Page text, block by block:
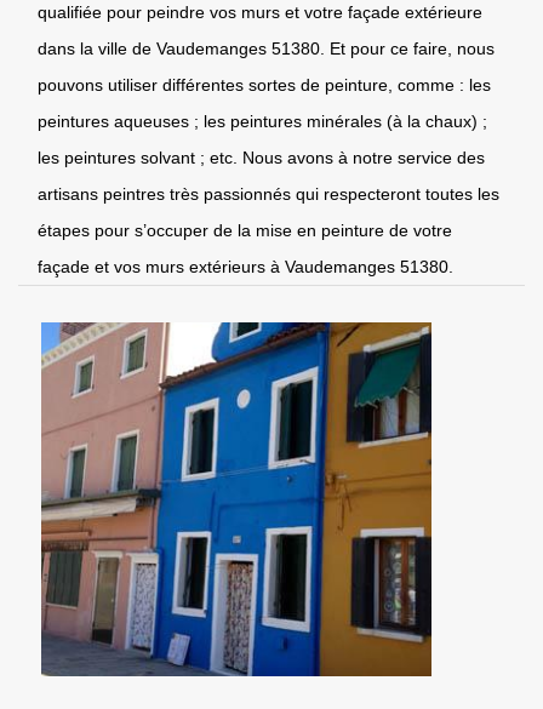
qualifiée pour peindre vos murs et votre façade extérieure
dans la ville de Vaudemanges 51380. Et pour ce faire, nous
pouvons utiliser différentes sortes de peinture, comme : les
peintures aqueuses ; les peintures minérales (à la chaux) ;
les peintures solvant ; etc. Nous avons à notre service des
artisans peintres très passionnés qui respecteront toutes les
étapes pour s’occuper de la mise en peinture de votre
façade et vos murs extérieurs à Vaudemanges 51380.